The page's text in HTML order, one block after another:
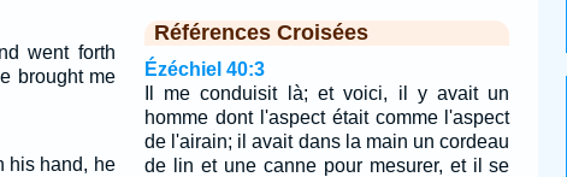
went forth
brought me
his hand, he
Références Croisées
Ézéchiel 40:3
Il me conduisit là; et voici, il y avait un
homme dont l'aspect était comme l'aspect
de l'airain; il avait dans la main un cordeau
de lin et une canne pour mesurer, et il se